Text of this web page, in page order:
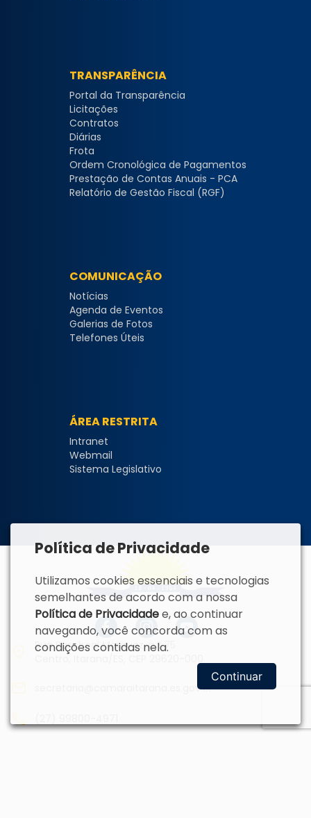
TRANSPARÊNCIA
Portal da Transparência
Licitações
Contratos
Diárias
Frota
Ordem Cronológica de Pagamentos
Prestação de Contas Anuais - PCA
Relatório de Gestão Fiscal (RGF)
COMUNICAÇÃO
Notícias
Agenda de Eventos
Galerias de Fotos
Telefones Úteis
ÁREA RESTRITA
Intranet
Webmail
Sistema Legislativo
Rua Paschoal Marquez, n.º 75
secretaria@camaraitarana.es.gov.br
Política de Privacidade
Utilizamos cookies essenciais e tecnologias
semelhantes de acordo com a nossa
Política de Privacidadee, ao continuar
navegando, você concorda com as
condições contidas nela.
Continuar